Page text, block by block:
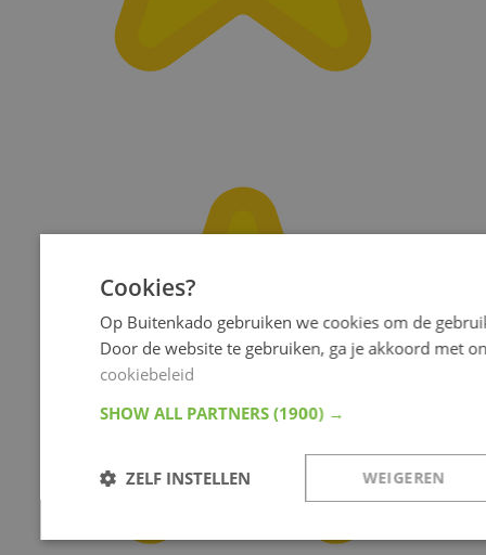
Cookies?
Op Buitenkado gebruiken we cookies om de
Door de website te gebruiken, ga je akkoord met
cookiebeleid
SHOW ALL PARTNERS(1900) →
WEIGEREN
ZELF INSTELLEN
Noodzakelijk Analyse Targeting